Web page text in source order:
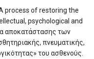
process of restoring the
psychological and
αποκατάστασης των
πνευματικής,
του ασθενούς.